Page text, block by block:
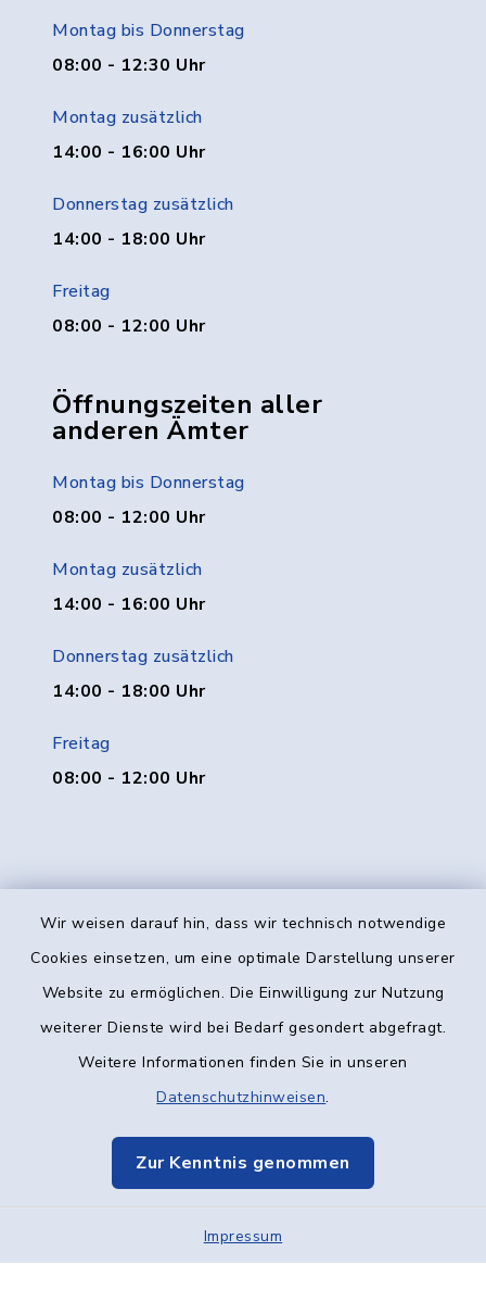
Wir weisen darauf hin, dass wir technisch notwendige
Cookies einsetzen, um eine optimale Darstellung unserer
Website zu ermöglichen. Die Einwilligung zur Nutzung
weiterer Dienste wird bei Bedarf gesondert abgefragt.
Weitere Informationen finden Sie in unseren
Datenschutzhinweisen.
Zur Kenntnis genommen
Impressum
Montag bis Donnerstag
08:00 - 12:30 Uhr
Montag zusätzlich
14:00 - 16:00 Uhr
Donnerstag zusätzlich
14:00 - 18:00 Uhr
Freitag
08:00 - 12:00 Uhr
Öffnungszeiten aller
anderen Ämter
Montag bis Donnerstag
08:00 - 12:00 Uhr
Montag zusätzlich
14:00 - 16:00 Uhr
Donnerstag zusätzlich
14:00 - 18:00 Uhr
Freitag
08:00 - 12:00 Uhr
Kontakt
Datenschutz
Elektronische Kommunikation
Sitemap